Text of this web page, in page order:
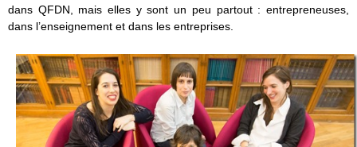
dans QFDN, mais elles y sont un peu partout : entrepreneuses,
dans l’enseignement et dans les entreprises.